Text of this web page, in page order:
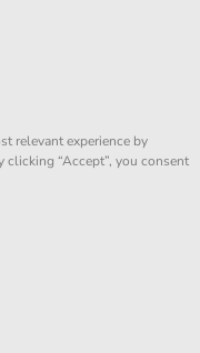
relevant experience by
clicking “Accept”, you consent